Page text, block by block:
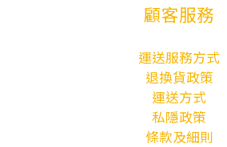
顧客服務
運送服務方式
退換貨政策
運送方式
私隱政策
條款及細則